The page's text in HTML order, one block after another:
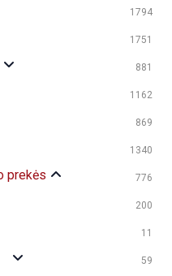
1794
1751
881
1162
869
1340
prekės 776
200
11
59